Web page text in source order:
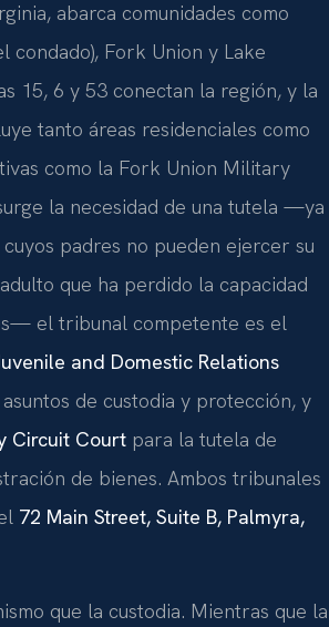
abarca comunidades como
condado), Fork Union y Lake
15, 6 y 53 conectan la región, y la
tanto áreas residenciales como
como la Fork Union Military
la necesidad de una tutela —ya
padres no pueden ejercer su
que ha perdido la capacidad
el tribunal competente es el
and Domestic Relations
de custodia y protección, y
Circuit Court para la tutela de
de bienes. Ambos tribunales
72 Main Street, Suite B, Palmyra,
que la custodia. Mientras que la